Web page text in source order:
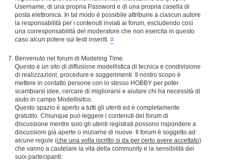
Username, di una propria Password e di una propria casella di
posta elettronica. In tal modo è possibile attribuire a ciascun autore
la responsabilità per i contenuti inviati ai forum, escludendo così
una corresponsabilità del moderatore che non esercita in questo
caso alcun potere sui testi inseriti. #
Benvenuto nel forum di Modeling Time.
Questo è un sito di diffusione modellistica di tecnica e condivisione
di realizzazioni, procedure e suggerimenti. Il nostro scopo è
mettere in contatto persone con lo stesso HOBBY per poter
scambiarsi idee, cercare di migliorarsi e aiutare chi ha necessità di
aiuto in campo Modellisitco.
Questo spazio è aperto a tutti gli utenti ed è completamente
gratutito. Chiunque può leggere i contenuti del forum di
discussione mentre solo gli utenti registrati possono rispondere a
discussioni già aperte o iniziarne di nuove. Il forum è soggetto ad
alcune regole (che una volta iscritto si da per certo avere accettato)
che vanno a cautelare la vita della community e la sensibilità dei
suoi partecipanti: